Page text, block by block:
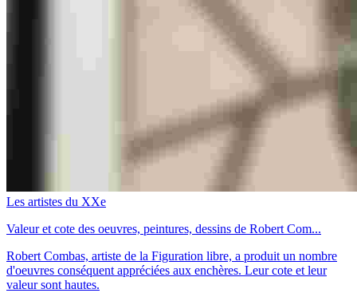
Les artistes du XXe
Valeur et cote des oeuvres, peintures, dessins de Robert Com...
Robert Combas, artiste de la Figuration libre, a produit un nombre
d'oeuvres conséquent appréciées aux enchères. Leur cote et leur
valeur sont hautes.